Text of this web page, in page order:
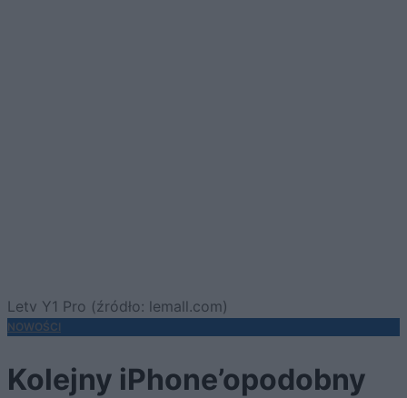
Letv Y1 Pro (źródło: lemall.com)
NOWOŚCI
Kolejny iPhone’opodobny